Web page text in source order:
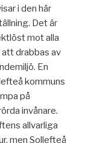
i den här
Det är
mot alla
att drabbas av
En
kommuns
på
invånare.
allvarliga
men Sollefteå